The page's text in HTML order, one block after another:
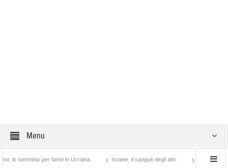
Menu
per fame in Ucraina Israele, il sangue degli altri Lotta di classe… tra